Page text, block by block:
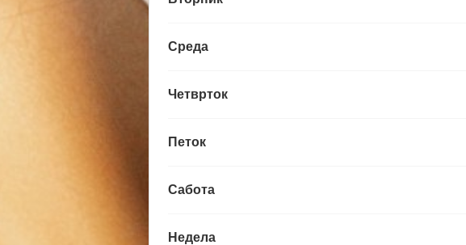
Среда
Четврток
Петок
Сабота
Недела